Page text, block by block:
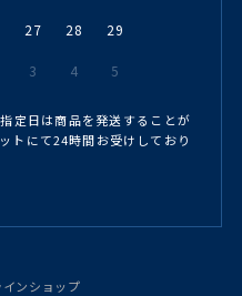
27 28 29
3 4 5
定日は商品を発送することが
トにて24時間お受けしており
ンショップ